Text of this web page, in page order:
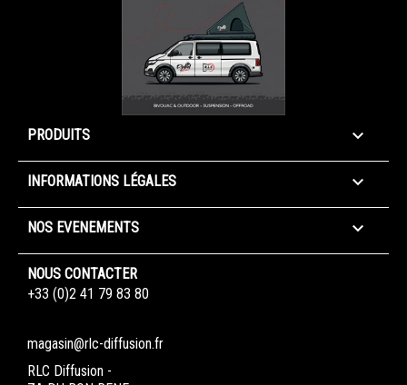
PRODUITS 
INFORMATIONS LÉGALES 
NOS EVENEMENTS 
NOUS CONTACTER
+33 (0)2 41 79 83 80
magasin@rlc-diffusion.fr
RLC Diffusion -